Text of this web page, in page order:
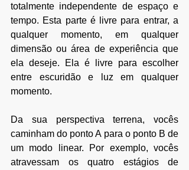
totalmente independente de espaço e
tempo. Esta parte é livre para entrar, a
qualquer momento, em qualquer
dimensão ou área de experiência que
ela deseje. Ela é livre para escolher
entre escuridão e luz em qualquer
momento.
Da sua perspectiva terrena, vocês
caminham do ponto A para o ponto B de
um modo linear. Por exemplo, vocês
atravessam os quatro estágios de